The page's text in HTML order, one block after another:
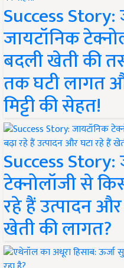
Success
जायटॉनिक
बदली खेती की
तक घटी लागत
मिट्टी की सेहत!
Success Story:
टेक्नोलॉजी से
रहे हैं उत्पादन
खेती की लागत?